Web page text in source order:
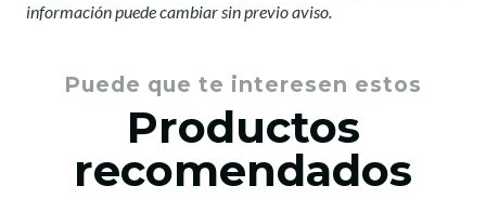
información puede cambiar sin previo aviso.
Puede que te interesen estos
Productos
recomendados